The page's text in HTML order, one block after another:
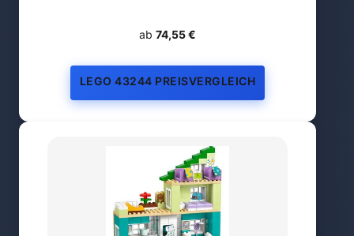
ab 74,55 €
LEGO 43244 PREISVERGLEICH